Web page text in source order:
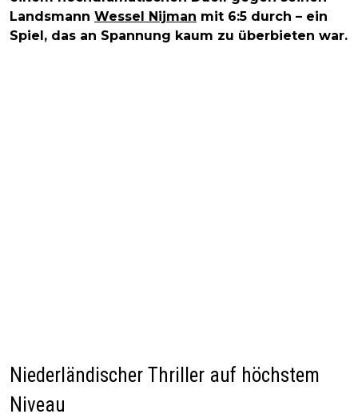
Landsmann Wessel Nijman mit 6:5 durch – ein
Spiel, das an Spannung kaum zu überbieten war.
Niederländischer Thriller auf höchstem
Niveau